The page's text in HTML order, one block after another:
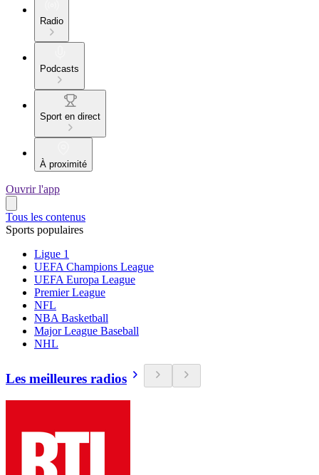
Radio
Podcasts
Sport en direct
À proximité
Ouvrir l'app
Tous les contenus
Sports populaires
Ligue 1
UEFA Champions League
UEFA Europa League
Premier League
NFL
NBA Basketball
Major League Baseball
NHL
Les meilleures radios